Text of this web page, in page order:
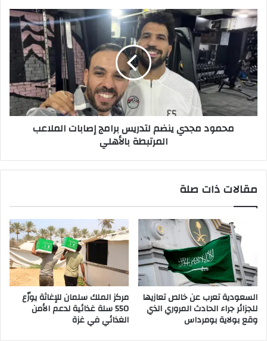
مصر
وبلجيكا
محمود
مجدي
ينضم
لتدريس
برامج
إصابات
الملاعب
المرتبطة
بالأهلي
محمود مجدي ينضم لتدريس برامج إصابات الملاعب
المرتبطة بالأهلي
مقالات ذات صلة
السعودية تعرب عن خالص تعازيها
للجزائر جراء الحادث المروري الذي
وقع بولاية بومرداس
مركز الملك سلمان للإغاثة يوزّع
550 سلة غذائية لدعم الأمن
الغذائي في غزة